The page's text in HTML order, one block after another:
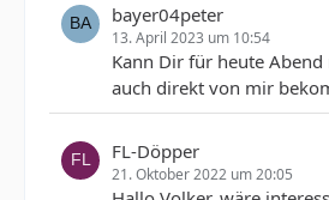
bayer04peter
13. April 2023 um 10:54
Kann Dir für heute
auch direkt von mir
FL-Döpper
21. Oktober 2022 um 20:05